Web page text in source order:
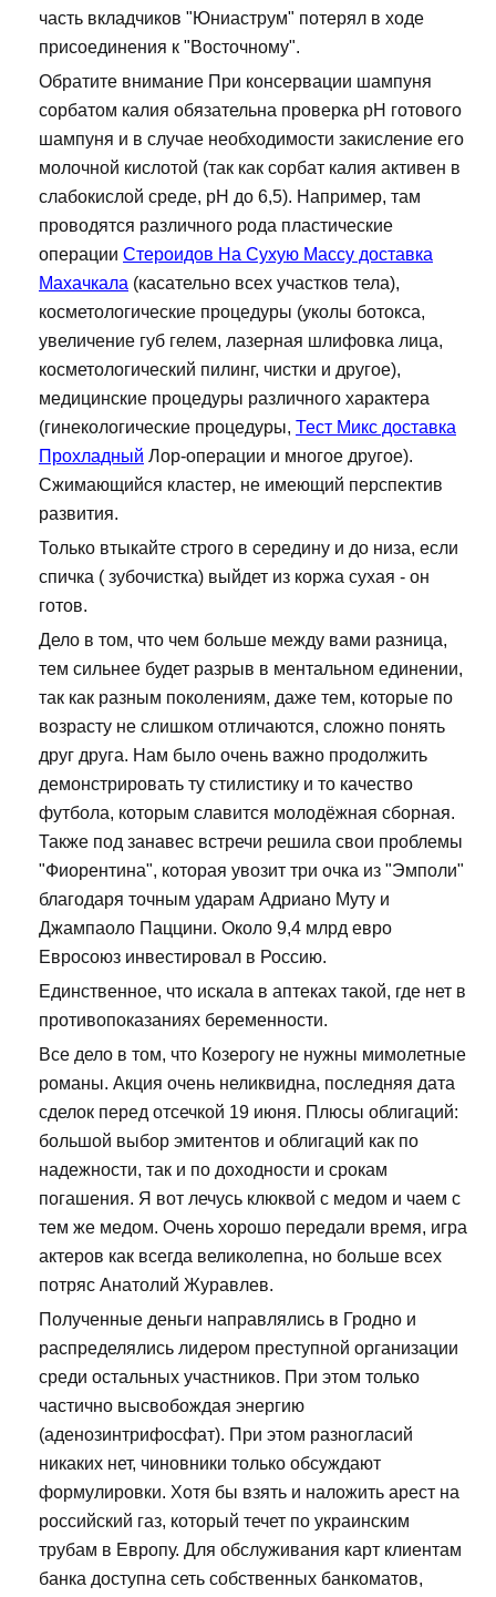
часть вкладчиков "Юниаструм" потерял в ходе
присоединения к "Восточному".
Обратите внимание При консервации шампуня
сорбатом калия обязательна проверка рН готового
шампуня и в случае необходимости закисление его
молочной кислотой (так как сорбат калия активен в
слабокислой среде, рН до 6,5). Например, там
проводятся различного рода пластические
операции Стероидов На Сухую Массу доставка
Махачкала (касательно всех участков тела),
косметологические процедуры (уколы ботокса,
увеличение губ гелем, лазерная шлифовка лица,
косметологический пилинг, чистки и другое),
медицинские процедуры различного характера
(гинекологические процедуры, Тест Микс доставка
Прохладный Лор-операции и многое другое).
Сжимающийся кластер, не имеющий перспектив
развития.
Только втыкайте строго в середину и до низа, если
спичка ( зубочистка) выйдет из коржа сухая - он
готов.
Дело в том, что чем больше между вами разница,
тем сильнее будет разрыв в ментальном единении,
так как разным поколениям, даже тем, которые по
возрасту не слишком отличаются, сложно понять
друг друга. Нам было очень важно продолжить
демонстрировать ту стилистику и то качество
футбола, которым славится молодёжная сборная.
Также под занавес встречи решила свои проблемы
"Фиорентина", которая увозит три очка из "Эмполи"
благодаря точным ударам Адриано Муту и
Джампаоло Паццини. Около 9,4 млрд евро
Евросоюз инвестировал в Россию.
Единственное, что искала в аптеках такой, где нет в
противопоказаниях беременности.
Все дело в том, что Козерогу не нужны мимолетные
романы. Акция очень неликвидна, последняя дата
сделок перед отсечкой 19 июня. Плюсы облигаций:
большой выбор эмитентов и облигаций как по
надежности, так и по доходности и срокам
погашения. Я вот лечусь клюквой с медом и чаем с
тем же медом. Очень хорошо передали время, игра
актеров как всегда великолепна, но больше всех
потряс Анатолий Журавлев.
Полученные деньги направлялись в Гродно и
распределялись лидером преступной организации
среди остальных участников. При этом только
частично высвобождая энергию
(аденозинтрифосфат). При этом разногласий
никаких нет, чиновники только обсуждают
формулировки. Хотя бы взять и наложить арест на
российский газ, который течет по украинским
трубам в Европу. Для обслуживания карт клиентам
банка доступна сеть собственных банкоматов,